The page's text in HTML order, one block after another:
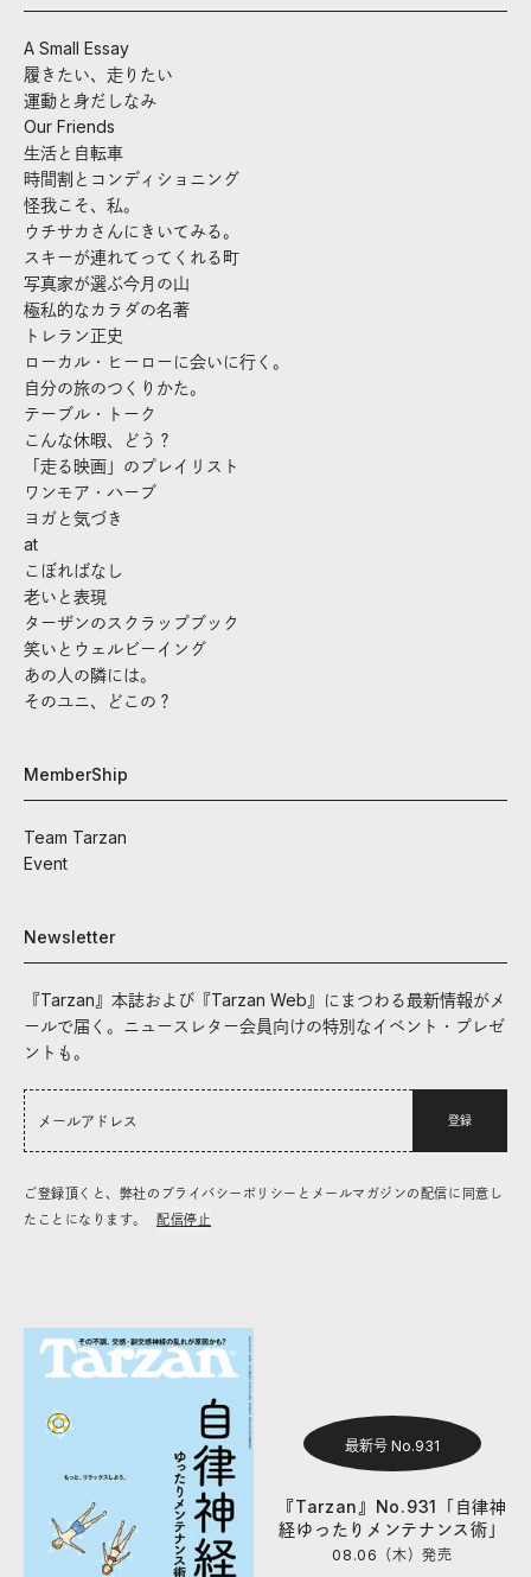
A Small Essay
履きたい、走りたい
運動と身だしなみ
Our Friends
生活と自転車
時間割とコンディショニング
怪我こそ、私。
ウチサカさんにきいてみる。
スキーが連れてってくれる町
写真家が選ぶ今月の山
極私的なカラダの名著
トレラン正史
ローカル・ヒーローに会いに行く。
自分の旅のつくりかた。
テーブル・トーク
こんな休暇、どう？
「走る映画」のプレイリスト
ワンモア・ハーブ
ヨガと気づき
at
こぼればなし
老いと表現
ターザンのスクラップブック
笑いとウェルビーイング
あの人の隣には。
そのユニ、どこの？
MemberShip
Team Tarzan
Event
Newsletter
『Tarzan』本誌および『Tarzan Web』にまつわる最新情報がメ
ールで届く。ニュースレター会員向けの特別なイベント・プレゼ
ントも。
登録
ご登録頂くと、弊社のプライバシーポリシーとメールマガジンの配信に同意し
たことになります。
配信停止
最新号 No.931
『Tarzan』No.931「自律神
経ゆったりメンテナンス術」
08.06（木）発売